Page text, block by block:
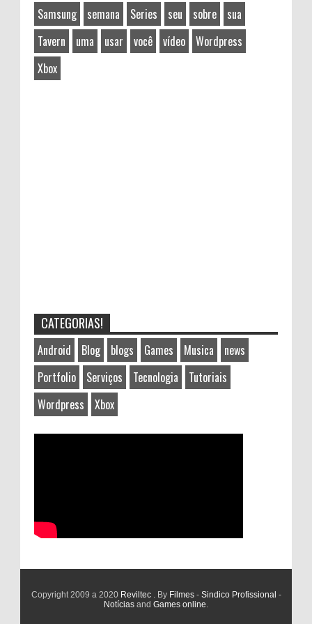
Samsung
semana Series seu sobre
sua
Tavern
uma usar você vídeo
Wordpress
Xbox
CATEGORIAS!
Android Blog blogs Games Musica
news
Portfolio
Serviços Tecnologia
Tutoriais
Wordpress
Xbox
Copyright 2009 a 2020 Reviltec . By Filmes- Sindico Profissional -
Notícias and Games online.